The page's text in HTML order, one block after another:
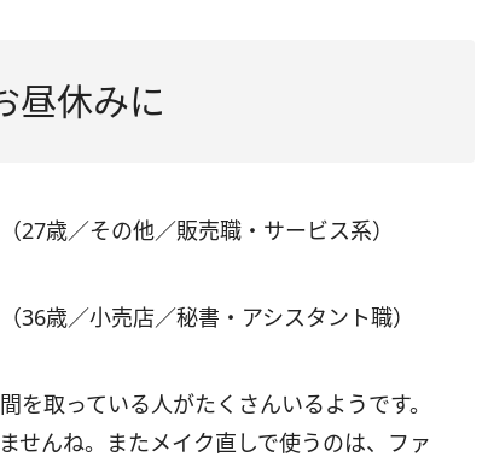
昼休みに
27歳／その他／販売職・サービス系）
36歳／小売店／秘書・アシスタント職）
取っている人がたくさんいるようです。
せんね。またメイク直しで使うのは、ファ